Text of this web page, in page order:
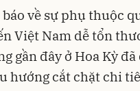
về sự phụ thuộc
Việt Nam dễ tổn
gần đây ở Hoa Kỳ đã
hướng cắt chặt chi